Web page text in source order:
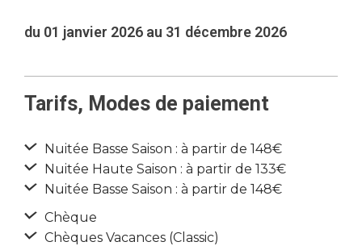
du 01 janvier 2026 au 31 décembre 2026
Tarifs, Modes de paiement
Nuitée Basse Saison : à partir de 148€
Nuitée Haute Saison : à partir de 133€
Nuitée Basse Saison : à partir de 148€
Chèque
Chèques Vacances (Classic)